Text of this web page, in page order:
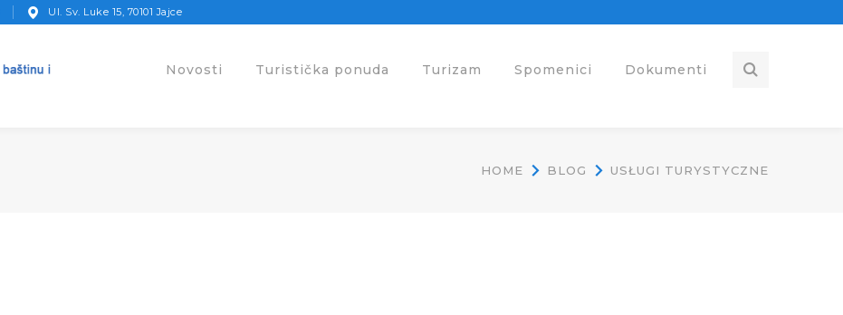
Ul. Sv. Luke 15, 70101 Jajce
Novosti Turistička ponuda Turizam Spomenici Dokumenti
HOME BLOG USŁUGI TURYSTYCZNE